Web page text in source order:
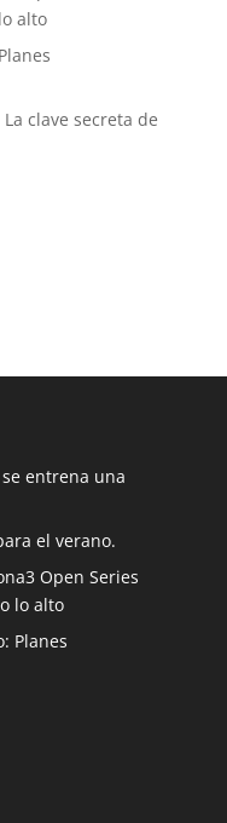
alto
clave secreta de
entrena una
el verano.
Open Series
lo alto
Planes